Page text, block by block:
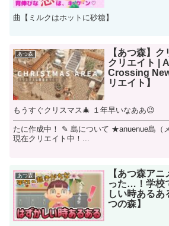
曲【ミルクはホットに砂糖】
あつ森
【あつ森】
クリエイト |
Crossing
リエイト】
もうすぐクリスマス🎄 １年早いなああ😉
————————————————————— 現
たに作成中！ ✎ 島について ★anuenue島（
現在クリエイト中！...
あつ森
【あつ森ア
った…！学校
しい時あるあ
つの森】